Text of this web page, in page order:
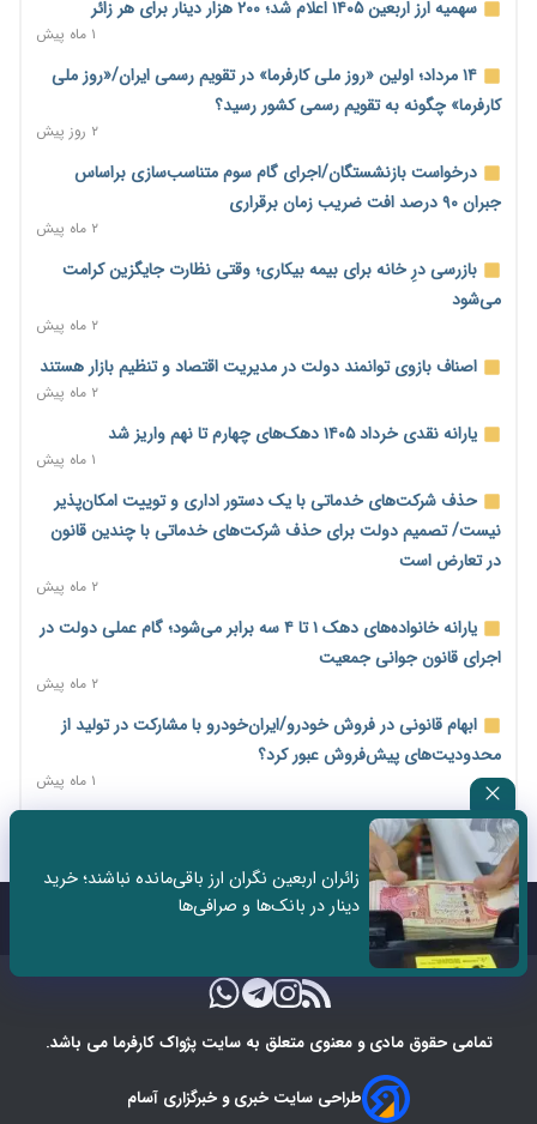
۱ روز پیش
خانه کارگر قزوین: شکاف دستمزد و هزینه معیشت هر روز عمیق‌تر
می‌شود
۱ روز پیش
رئیس سازمان امور مالیاتی: بلاگرهای پردرآمد مشمول پرداخت
مالیات هستند
۱ روز پیش
پیش‌بینی افزایش تولید برنج؛ نیاز وارداتی کشور به ۵۰۰ هزار تن
کاهش می‌یابد
۲ روز پیش
امضای تفاهم‌نامه تجاری ایران و پاکستان؛ هدف‌گذاری تجارت ۱۰
اختیارات جدید گمرکات برای تمدید ورود موقت کالا و خودرو تا
پایان شهریور ابلاغ شد
۲ روز پیش
مرحله سیزدهم کالابرگ در سایه تورم؛ قدرت خرید یارانه یک‌میلیونی
۱۴ مرداد؛ اولین «روز ملی کارفرما» در تقویم رسمی ایران/«روز ملی
کارفرما» چگونه به تقویم رسمی کشور رسید؟
۲ روز پیش
سکه در یک قدمی ۱۸۵ میلیون تومان
۳ روز پیش
تشکل‌ها در مسیر ارتقای تاب‌آوری اعضا برنامه‌ریزی کنند
ساماندهی نیروهای شرکتی نباید قربانی ملاحظات انتخاباتی شود/
برخی نمایندگان به دنبال حذف شرکت‌هایی که وجود ندارند!
کیف پول ایران؛ انجام تراکنش‌های مالی بدون نیاز به اینترنت
سهمیه ارز اربعین ۱۴۰۵ اعلام شد؛ ۲۰۰ هزار دینار برای هر زائر
۱ ماه پیش
۱۴ مرداد؛ اولین «روز ملی کارفرما» در تقویم رسمی ایران/«روز ملی
کارفرما» چگونه به تقویم رسمی کشور رسید؟
۲ روز پیش
درخواست بازنشستگان/اجرای گام سوم متناسب‌سازی براساس
جبران ۹۰ درصد افت ضریب زمان برقراری
۲ ماه پیش
بازرسی درِ خانه برای بیمه بیکاری؛ وقتی نظارت جایگزین کرامت
می‌شود
۲ ماه پیش
اصناف بازوی توانمند دولت در مدیریت اقتصاد و تنظیم بازار هستند
۲ ماه پیش
یارانه نقدی خرداد ۱۴۰۵ دهک‌های چهارم تا نهم واریز شد
۱ ماه پیش
حذف شرکت‌های خدماتی با یک دستور اداری و توییت امکان‌پذیر
نیست/ تصمیم دولت برای حذف شرکت‌های خدماتی با چندین قانون
در تعارض است
۲ ماه پیش
یارانه خانواده‌های دهک ۱ تا ۴ سه برابر می‌شود؛ گام عملی دولت در
اجرای قانون جوانی جمعیت
۲ ماه پیش
ابهام قانونی در فروش خودرو/ایران‌خودرو با مشارکت در تولید از
محدودیت‌های پیش‌فروش عبور کرد؟
۱ ماه پیش
سه نماد جدید اخزا در فرابورس پذیرش شد
ثبت نادرست عنوان شغلی، کارگر و کارفرما را با جریمه و شکایت
روبه‌رو می‌کند
زائران اربعین نگران ارز باقی‌مانده نباشند؛ خرید
دینار در بانک‌ها و صرافی‌ها
تمامی حقوق مادی و معنوی متعلق به سایت پژواک کارفرما می باشد.
طراحی سایت خبری و خبرگزاری آسام